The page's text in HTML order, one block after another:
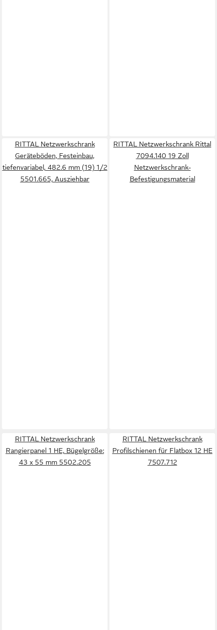
RITTAL Netzwerkschrank
Geräteböden, Festeinbau,
tiefenvariabel, 482.6 mm (19) 1/2
5501.665, Ausziehbar
RITTAL Netzwerkschrank Rittal
7094.140 19 Zoll
Netzwerkschrank-
Befestigungsmaterial
RITTAL Netzwerkschrank
Rangierpanel 1 HE, Bügelgröße:
43 x 55 mm 5502.205
RITTAL Netzwerkschrank
Profilschienen für Flatbox 12 HE
7507.712